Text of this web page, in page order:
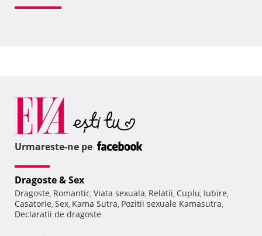
Urmareste-ne pe
Dragoste & Sex
Dragoste, Romantic, Viata sexuala, Relatii, Cuplu, Iubire,
Casatorie, Sex, Kama Sutra, Pozitii sexuale Kamasutra,
Declaratii de dragoste